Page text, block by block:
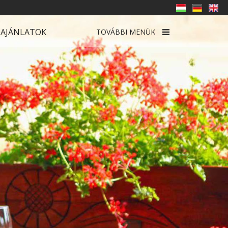
TOVÁBBI MENÜK